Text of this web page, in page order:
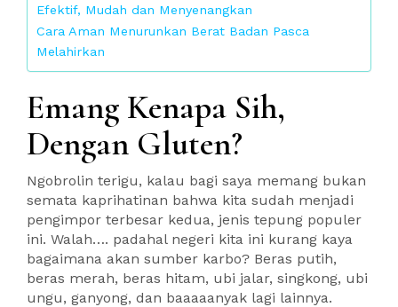
Efektif, Mudah dan Menyenangkan
Cara Aman Menurunkan Berat Badan Pasca
Melahirkan
Emang Kenapa Sih,
Dengan Gluten?
Ngobrolin terigu, kalau bagi saya memang bukan
semata kaprihatinan bahwa kita sudah menjadi
pengimpor terbesar kedua, jenis tepung populer
ini. Walah…. padahal negeri kita ini kurang kaya
bagaimana akan sumber karbo? Beras putih,
beras merah, beras hitam, ubi jalar, singkong, ubi
ungu, ganyong, dan baaaaanyak lagi lainnya.